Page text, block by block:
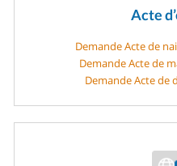
Acte
Demande Acte de
Demande Acte de
Demande Acte de